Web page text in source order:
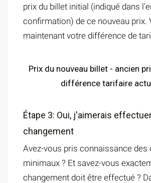
prix du billet initial (indiqué dans
confirmation) de ce nouveau prix.
maintenant votre différence de
Prix du nouveau billet - ancien
différence tarifaire
Étape 3: Oui, j'aimerais
changement
Avez-vous pris connaissance des
minimaux ? Et savez-vous
changement doit être effectué ?